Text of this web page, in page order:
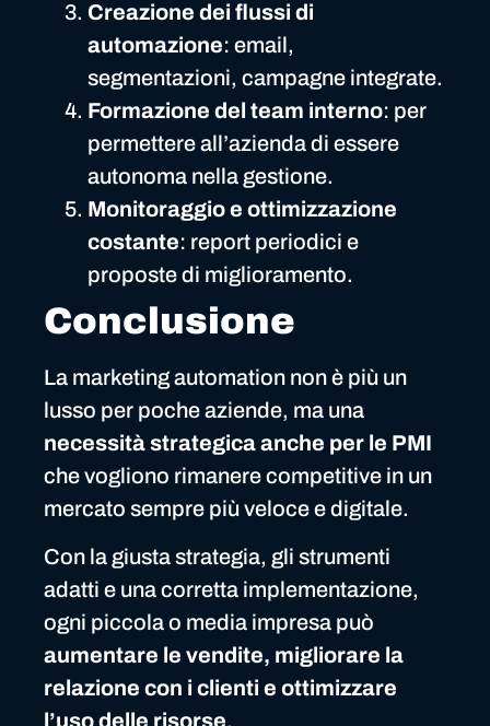
Creazione dei flussi di
automazione: email,
segmentazioni, campagne integrate.
Formazione del team interno: per
permettere all’azienda di essere
autonoma nella gestione.
Monitoraggio e ottimizzazione
costante: report periodici e
proposte di miglioramento.
Conclusione
La marketing automation non è più un
lusso per poche aziende, ma una
necessità strategica anche per le PMI
che vogliono rimanere competitive in un
mercato sempre più veloce e digitale.
Con la giusta strategia, gli strumenti
adatti e una corretta implementazione,
ogni piccola o media impresa può
aumentare le vendite, migliorare la
relazione con i clienti e ottimizzare
l’uso delle risorse.